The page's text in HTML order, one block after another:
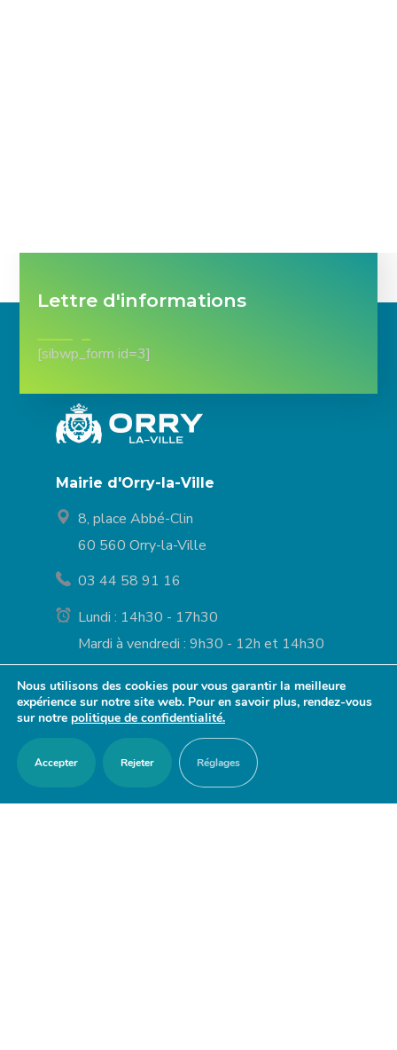
Lettre d'informations
[sibwp_form id=3]
Mairie d'Orry-la-Ville
8, place Abbé-Clin
60 560 Orry-la-Ville
03 44 58 91 16
Lundi : 14h30 - 17h30
Mardi à vendredi : 9h30 - 12h et 14h30
- 17h30
Samedi : 9h30 - 12h
Nous utilisons des cookies pour vous garantir la meilleure
expérience sur notre site web. Pour en savoir plus, rendez-vous
sur notre politique de confidentialité.
Accepter Rejeter Réglages